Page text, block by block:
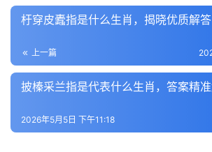
杅穿皮蠹指是什么生肖，揭晓优质解答
上一篇
披榛采兰指是代表什么生肖，答案精
2026年5月5日 下午11:18